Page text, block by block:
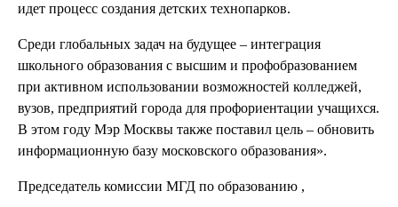
идет процесс создания детских технопарков.
Среди глобальных задач на будущее – интеграция
школьного образования с высшим и профобразованием
при активном использовании возможностей колледжей,
вузов, предприятий города для профориентации учащихся.
В этом году Мэр Москвы также поставил цель – обновить
информационную базу московского образования».
Председатель комиссии МГД по образованию ,